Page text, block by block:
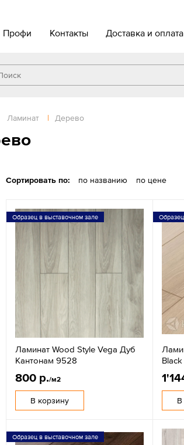
Профи Контакты Доставка и оплата
Ламинат | Дерево
Сортировать по: по названию по цене
Образец в выставочном зале
Ламинат Wood Style Vega Дуб
Кантонам 9528
800 р./м2
В корзину В
Образец в выставочном зале